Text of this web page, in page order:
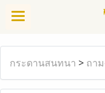
กระดานสนทนา > ถา